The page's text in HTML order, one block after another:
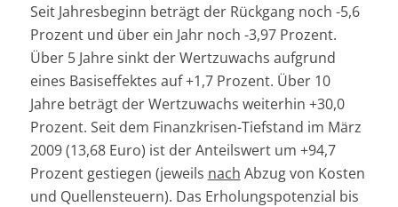
Seit Jahresbeginn beträgt der Rückgang noch -5,6
Prozent und über ein Jahr noch -3,97 Prozent.
Über 5 Jahre sinkt der Wertzuwachs aufgrund
eines Basiseffektes auf +1,7 Prozent. Über 10
Jahre beträgt der Wertzuwachs weiterhin +30,0
Prozent. Seit dem Finanzkrisen-Tiefstand im März
2009 (13,68 Euro) ist der Anteilswert um +94,7
Prozent gestiegen (jeweils nach Abzug von Kosten
und Quellensteuern). Das Erholungspotenzial bis